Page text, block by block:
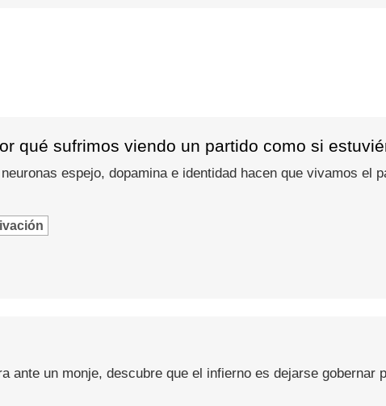
qué sufrimos viendo un partido como si
espejo, dopamina e identidad hacen que vivamos el
ante un monje, descubre que el infierno es dejarse gobernar